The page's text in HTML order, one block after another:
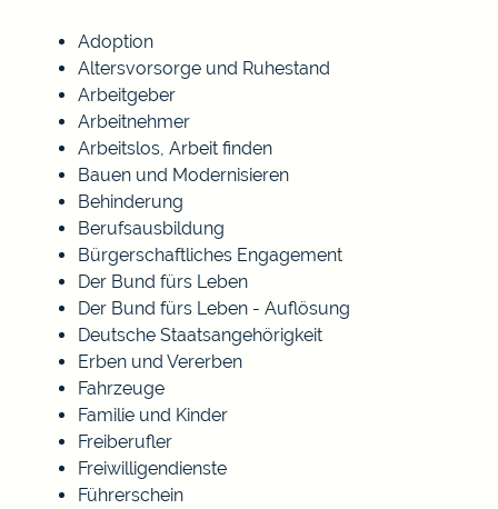
Adoption
Altersvorsorge und Ruhestand
Arbeitgeber
Arbeitnehmer
Arbeitslos, Arbeit finden
Bauen und Modernisieren
Behinderung
Berufsausbildung
Bürgerschaftliches Engagement
Der Bund fürs Leben
Der Bund fürs Leben - Auflösung
Deutsche Staatsangehörigkeit
Erben und Vererben
Fahrzeuge
Familie und Kinder
Freiberufler
Freiwilligendienste
Führerschein